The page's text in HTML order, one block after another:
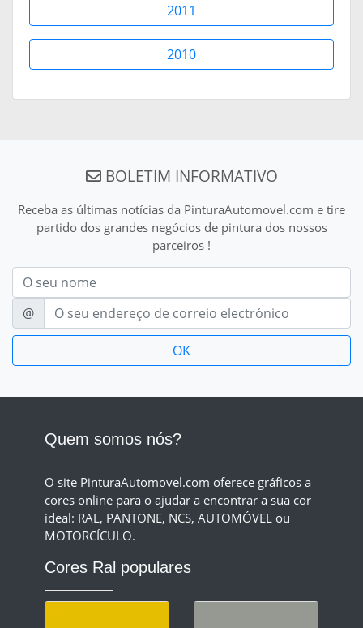
2011
2010
BOLETIM INFORMATIVO
Receba as últimas notícias da PinturaAutomovel.com e tire
partido dos grandes negócios de pintura dos nossos
parceiros !
Nom
E-mail
@
Quem somos nós?
O site PinturaAutomovel.com oferece gráficos a
cores online para o ajudar a encontrar a sua cor
ideal: RAL, PANTONE, NCS, AUTOMÓVEL ou
MOTORCÍCULO.
Cores Ral populares